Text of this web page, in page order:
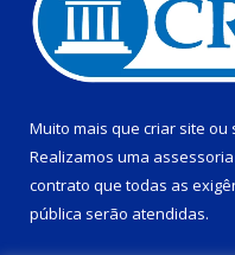
Muito mais que criar site ou
Realizamos uma assessoria
contrato que todas as
pública serão atendidas.